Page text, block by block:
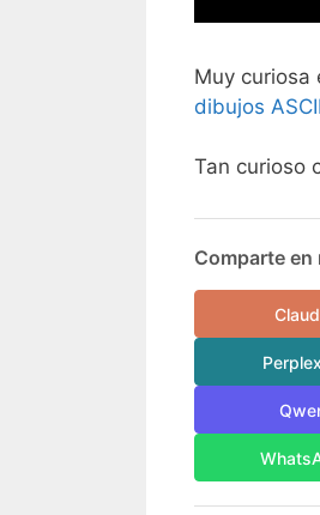
Muy curiosa
dibujos
Tan curioso
Comparte en